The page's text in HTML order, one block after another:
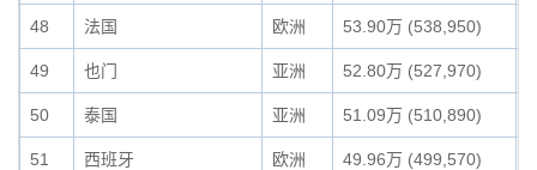
48 法国 欧洲 53.90万 (538,950)
49 也门 亚洲 52.80万 (527,970)
50 泰国 亚洲 51.09万 (510,890)
51 西班牙 欧洲 49.96万 (499,570)